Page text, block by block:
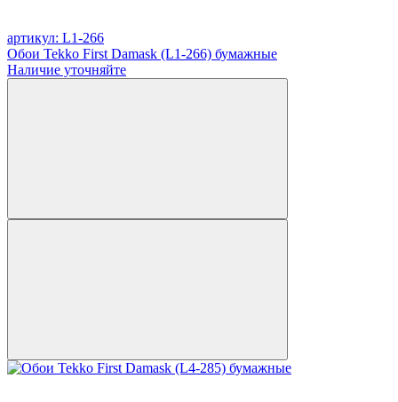
артикул: L1-266
Обои Tekko First Damask (L1-266) бумажные
Наличие уточняйте